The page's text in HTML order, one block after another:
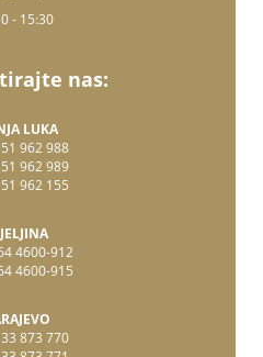
- 15:30
nas:
LUKA
962 988
962 989
962 155
4600-912
4600-915
873 770